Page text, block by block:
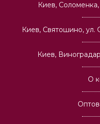
Киев,
Киев, Святошино,
Киев,
О